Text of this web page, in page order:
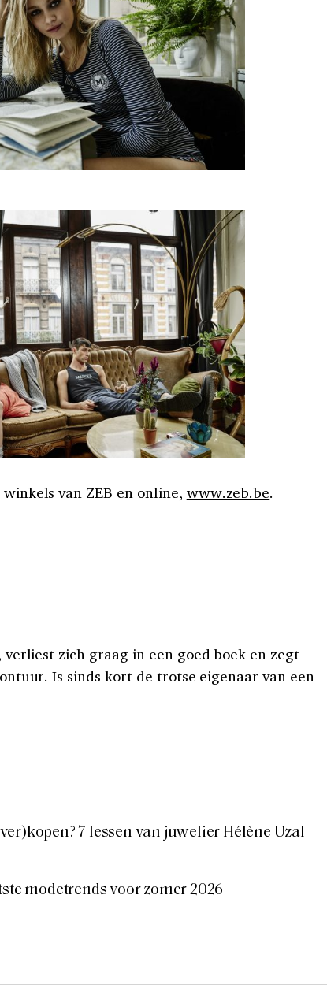
van ZEB en online, www.zeb.be.
verliest zich graag in een goed boek en zegt
Is sinds kort de trotse eigenaar van een
7 lessen van juwelier Hélène Uzal
modetrends voor zomer 2026